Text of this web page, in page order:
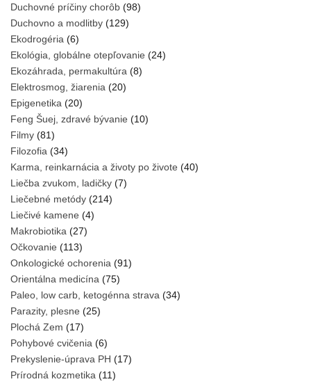
Duchovné príčiny chorôb (98)
Duchovno a modlitby (129)
Ekodrogéria (6)
Ekológia, globálne otepľovanie (24)
Ekozáhrada, permakultúra (8)
Elektrosmog, žiarenia (20)
Epigenetika (20)
Feng Šuej, zdravé bývanie (10)
Filmy (81)
Filozofia (34)
Karma, reinkarnácia a životy po živote (40)
Liečba zvukom, ladičky (7)
Liečebné metódy (214)
Liečivé kamene (4)
Makrobiotika (27)
Očkovanie (113)
Onkologické ochorenia (91)
Orientálna medicína (75)
Paleo, low carb, ketogénna strava (34)
Parazity, plesne (25)
Plochá Zem (17)
Pohybové cvičenia (6)
Prekyslenie-úprava PH (17)
Prírodná kozmetika (11)